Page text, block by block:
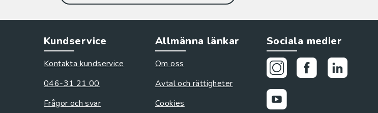
Kundservice
Kontakta kundservice
046-31 21 00
Frågor och svar
Allmänna länkar
Om oss
Avtal och rättigheter
Cookies
Sociala medier